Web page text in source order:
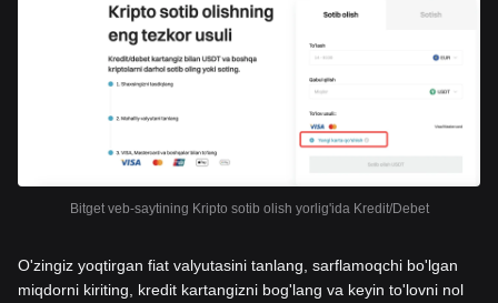
Bitget veb-saytining Kripto sotib olish yorlig'ida Kredit/Debet
O'zingiz yoqtirgan fiat valyutasini tanlang, sarflamoqchi bo'lgan
miqdorni kiriting, kredit kartangizni bog'lang va keyin to'lovni nol